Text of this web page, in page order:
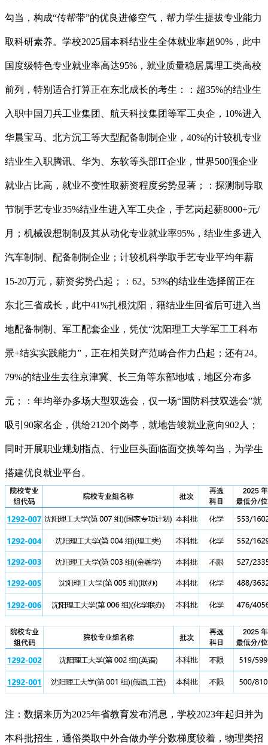
勾当，构成“传帮带”的优良进修空气，帮力学生提拔专业能力
取科研素养。学校2025届本科结业生全体就业率超90%，此中
国度级特色专业就业率高达95%，就业质量稳居属理工类高校
前列，特别适合打算正在东北成长的考生：：超35%的结业生
入职中国刀兵工业集团、航天科技集团等军工央企，10%进入
华晨宝马、北方沉工等大型配备制制企业，40%的计较机专业
结业生入职腾讯、华为、东软等头部IT企业，世界500强企业
就业占比高，就业不变性取薪资程度劣势显著；：探测制导取
节制手艺专业35%结业生进入军工央企，手艺岗起薪8000+元/
月；机械设想制制及其从动化专业就业率95%，结业生多进入
汽车制制、配备制制企业；计较机科学取手艺专业平均年薪
15-20万元，薪资劣势凸起；：62。53%的结业生选择留正在
东北三省成长，此中41%扎根沈阳，籍结业生回省后可进入当
地配备制制、军工配套企业，凭仗“沈阳理工大学军工工科布
景+结实实践能力”，正在相关财产范畴合作力凸起；还有24。
79%的结业生去往京津冀、长三角等东部地域，地区分布多
元；：年均举办多场大型双选会，仅一场“国防科技双选会”就
吸引90家名企，供给2120个岗亭，就地告竣就业意向902人；
同时开展职业规划指点、行业巨头面临面交换等勾当，为学生
搭建优良就业平台。
注：数据来历为2025年省教育发布消息，学校2023年起归并为
本科批招生，通俗类取中外合做办学分数梯度较着，物理类招